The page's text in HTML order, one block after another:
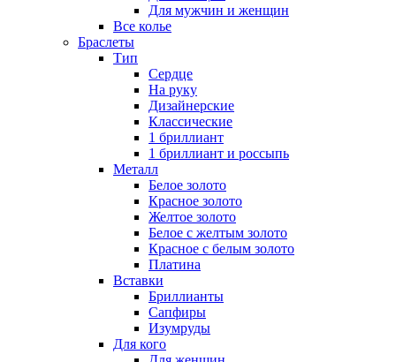
Для мужчин и женщин
Все колье
Браслеты
Тип
Сердце
На руку
Дизайнерские
Классические
1 бриллиант
1 бриллиант и россыпь
Металл
Белое золото
Красное золото
Желтое золото
Белое с желтым золото
Красное с белым золото
Платина
Вставки
Бриллианты
Сапфиры
Изумруды
Для кого